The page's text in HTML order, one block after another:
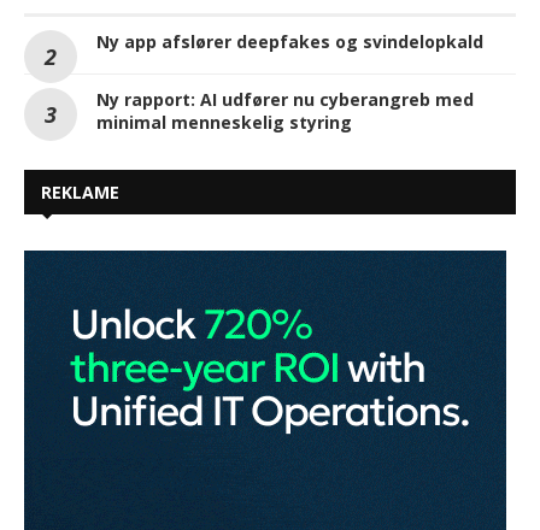
Ny app afslører deepfakes og svindelopkald
Ny rapport: AI udfører nu cyberangreb med
minimal menneskelig styring
REKLAME